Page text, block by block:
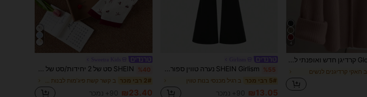
4
GlowEve קרדיגן חדש ואופנתי לנשים, שיק אירופאי ואמריקאי, סריג מינימליסטי ורב-תכליתי
ב חאקי קרדיגנים לנשים %55 SHEIN Girlism נערה טווין ספורט אופנת רחוב סריג צבע אחיד מכנסיים מתרחבים ל אביב / קיץ
5# רבי מכר ב רגיל מכנסי בנות טווין
₪13.05 90+ נמכר
%40 SHEIN סט של 2 יחידות/סט של קרדיגן ומכנסיים עם שרוולים קצרים בהדפס דובדבן מתוק ופפיון לילדה צעירה, סט בית נוח וקז'ואל
2# רבי מכר
₪23.40 90+ נמכר